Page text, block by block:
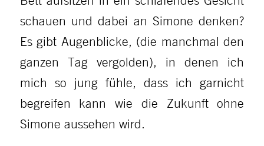
schauen und dabei an Simone denken?
Es gibt Augenblicke, (die manchmal den
ganzen Tag vergolden), in denen ich
mich so jung fühle, dass ich garnicht
begreifen kann wie die Zukunft ohne
Simone aussehen wird.